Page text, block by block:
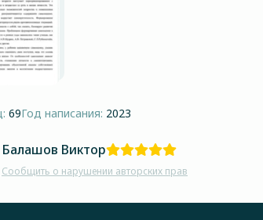
69Год написания: 2023
Балашов Виктор
Сообщить о нарушении авторских прав